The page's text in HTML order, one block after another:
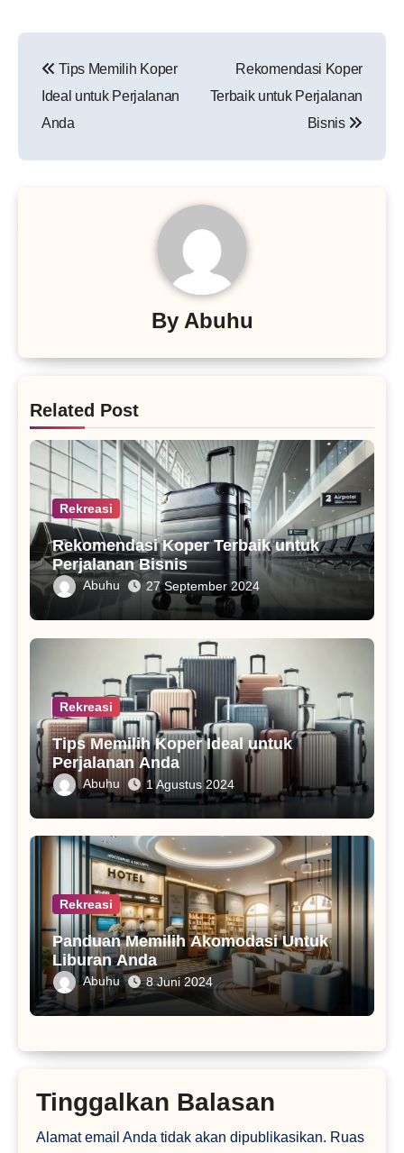
pos
Tips Memilih Koper
Ideal untuk Perjalanan
Anda
Rekomendasi Koper
Terbaik untuk Perjalanan
Bisnis
By Abuhu
Related Post
Rekreasi
Rekomendasi Koper Terbaik untuk
Perjalanan Bisnis
Abuhu 27 September 2024
Rekreasi
Tips Memilih Koper Ideal untuk
Perjalanan Anda
Abuhu 1 Agustus 2024
Rekreasi
Panduan Memilih Akomodasi Untuk
Liburan Anda
Abuhu 8 Juni 2024
Tinggalkan Balasan
Alamat email Anda tidak akan dipublikasikan. Ruas